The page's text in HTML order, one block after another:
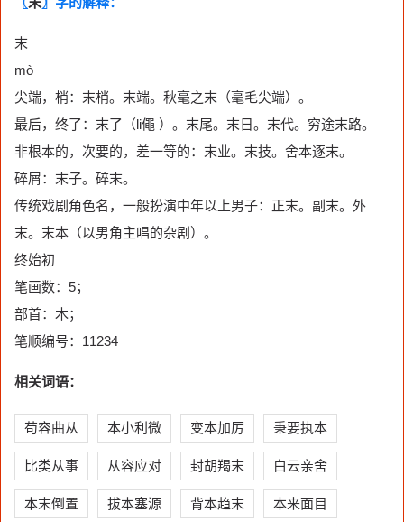
末
mò
尖端，梢：末梢。末端。秋毫之末（毫毛尖端）。
最后，终了：末了（li僶 ）。末尾。末日。末代。穷途末路。
非根本的，次要的，差一等的：末业。末技。舍本逐末。
碎屑：末子。碎末。
传统戏剧角色名，一般扮演中年以上男子：正末。副末。外
末。末本（以男角主唱的杂剧）。
终始初
笔画数：5；
部首：木；
笔顺编号：11234
相关词语：
苟容曲从 本小利微 变本加厉 秉要执本
比类从事 从容应对 封胡羯末 白云亲舍
本末倒置 拔本塞源 背本趋末 本来面目